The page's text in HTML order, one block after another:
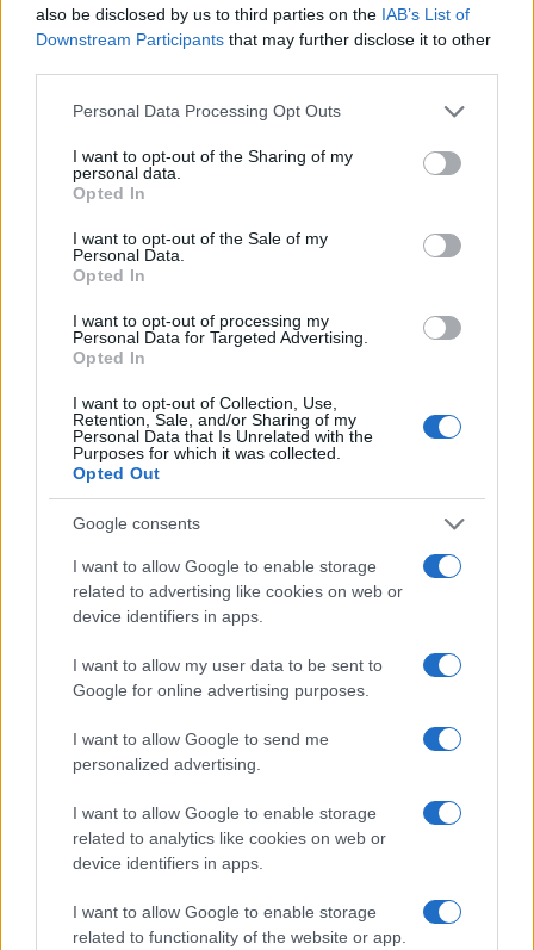
also be disclosed by us to third parties on the IAB’s List of
Downstream Participants that may further disclose it to other
Please note that this website/app uses one or more Google
not limited to your visit or usage behaviour. You may click to
grant or deny consent to Google and its third-party tags to
use your data for below specified purposes in below Google
consent section.
Personal Data Processing Opt Outs
I want to opt-out of the Sharing of my
personal data.
Opted In
I want to opt-out of the Sale of my
Personal Data.
Opted In
I want to opt-out of processing my
Personal Data for Targeted Advertising.
Opted In
I want to opt-out of Collection, Use,
Retention, Sale, and/or Sharing of my
Personal Data that Is Unrelated with the
Purposes for which it was collected.
Opted Out
Google consents
I want to allow Google to enable storage
related to advertising like cookies on web or
device identifiers in apps.
I want to allow my user data to be sent to
Google for online advertising purposes.
I want to allow Google to send me
personalized advertising.
I want to allow Google to enable storage
related to analytics like cookies on web or
device identifiers in apps.
I want to allow Google to enable storage
related to functionality of the website or app.
El Brent cae un 8.3% y arrastra a las materias primas
Lucía Herrera · 7 Ago 2026
NEWS
Brent cae un 8.3% y arrastra a las materias primas en agosto
Lucía Herrera · 6 Ago 2026